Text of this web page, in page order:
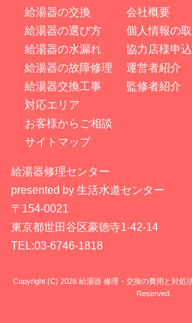
給湯器の交換
給湯器の選び方
給湯器の水漏れ
給湯器の故障修理
給湯器交換工事
対応エリア
お客様からご相談
サイトマップ
会社概要
個人情報の
協力店様申
運営者紹介
監修者紹介
給湯器修理センター
presented by 生活水道センター
〒154-0021
東京都世田谷区豪徳寺1-42-14
TEL:03-6746-1818
Copyright (C) 2026 給湯器 修理・交換の費用と対処
Reserved.